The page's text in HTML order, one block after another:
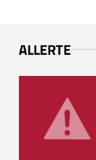
ALLERTE